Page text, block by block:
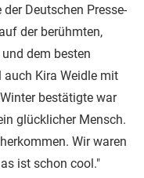
Deutschen Presse-
der berühmten,
dem besten
auch Kira Weidle mit
bestätigte war
glücklicher Mensch.
Wir waren
ist schon cool."